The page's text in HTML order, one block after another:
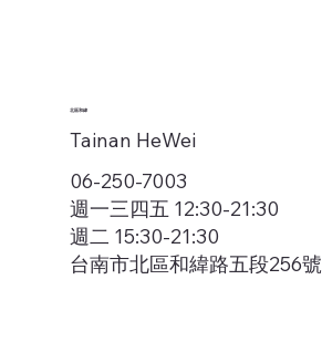
北區和緯
Tainan HeWei
06-250-7003
週一三四五 12:30-21:30
週二 15:30-21:30
台南市北區和緯路五段256號